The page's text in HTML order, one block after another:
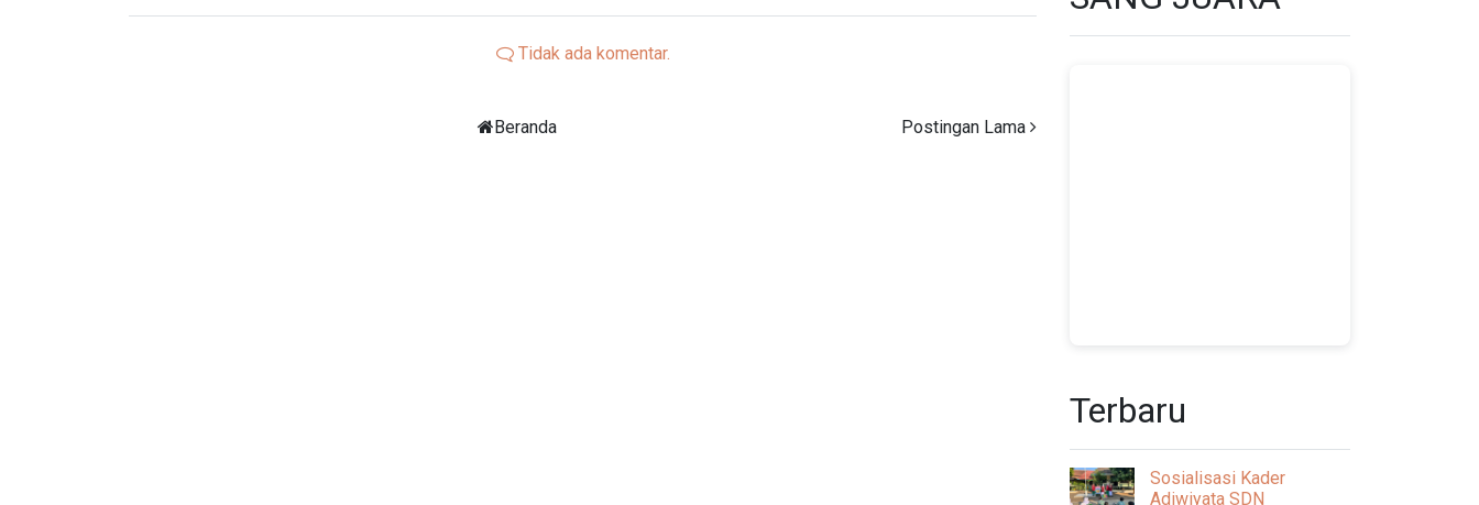
Tidak ada komentar.
Postingan Lama
Beranda
Terbaru
Sosialisasi Kader
Adiwiyata SDN